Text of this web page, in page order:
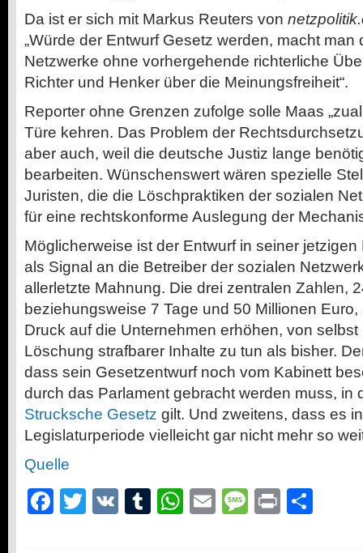
Da ist er sich mit Markus Reuters von
„Würde der Entwurf Gesetz werden, macht man
Netzwerke ohne vorhergehende richterliche
Richter und Henker über die Meinungsfreiheit“.
Reporter ohne Grenzen zufolge solle Maas
Türe kehren. Das Problem der
aber auch, weil die deutsche Justiz lange
bearbeiten. Wünschenswert wären spezielle
Juristen, die die Löschpraktiken der sozialen
für eine rechtskonforme Auslegung der
Möglicherweise ist der Entwurf in seiner
als Signal an die Betreiber der sozialen
allerletzte Mahnung. Die drei zentralen Zahlen,
beziehungsweise 7 Tage und 50 Millionen
Druck auf die Unternehmen erhöhen, von
Löschung strafbarer Inhalte zu tun als bisher.
dass sein Gesetzentwurf noch vom Kabinett
durch das Parlament gebracht werden muss, in
Strucksche Gesetz gilt. Und zweitens, dass es
Legislaturperiode vielleicht gar nicht mehr so
Quelle
Facebook
Twitter
VK Tumblr
WhatsApp
EmailMessage
Print